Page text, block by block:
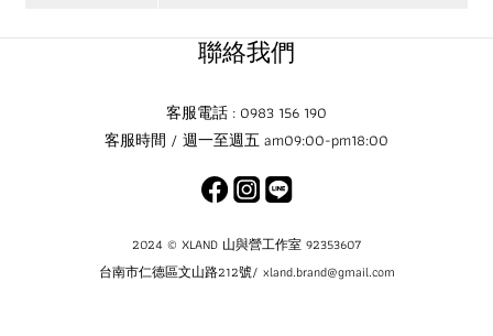
聯絡我們
客服電話 : 0983 156 190
客服時間 / 週一至週五 am09:00-pm18:00
2024 © XLAND 山與營工作室 92353607
台南市仁德區文山路212號/ xland.brand@gmail.com